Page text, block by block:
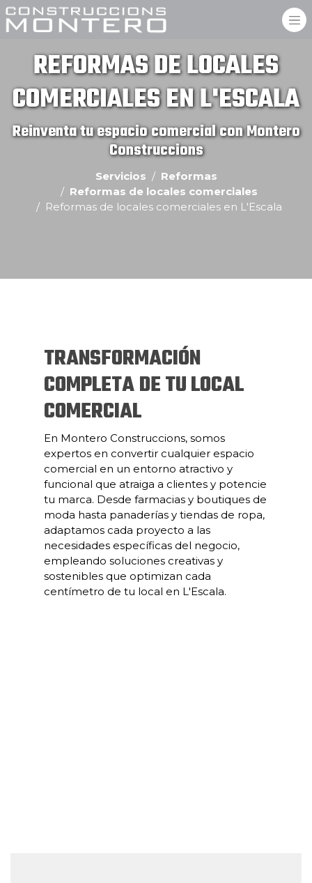
REFORMAS DE LOCALES
COMERCIALES EN L'ESCALA
Reinventa tu espacio comercial con Montero
Construccions
Servicios
Reformas
Reformas de locales comerciales
Reformas de locales comerciales en L'Escala
TRANSFORMACIÓN
COMPLETA DE TU LOCAL
COMERCIAL
En Montero Construccions, somos
expertos en convertir cualquier espacio
comercial en un entorno atractivo y
funcional que atraiga a clientes y potencie
tu marca. Desde farmacias y boutiques de
moda hasta panaderías y tiendas de ropa,
adaptamos cada proyecto a las
necesidades específicas del negocio,
empleando soluciones creativas y
sostenibles que optimizan cada
centímetro de tu local en L'Escala.